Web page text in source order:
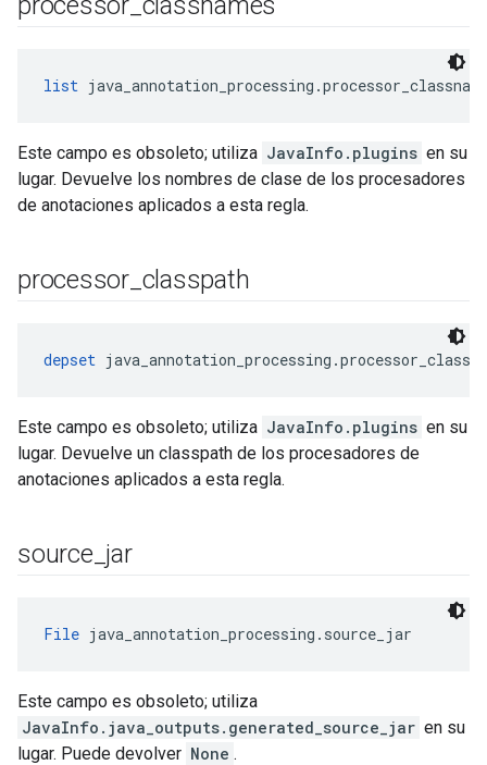
list
Este campo es obsoleto; utiliza JavaInfo.plugins en su
lugar. Devuelve los nombres de clase de los procesadores
de anotaciones aplicados a esta regla.
processor_ classpath
depset
Este campo es obsoleto; utiliza JavaInfo.plugins en su
lugar. Devuelve un classpath de los procesadores de
anotaciones aplicados a esta regla.
source jar
File java_annotation_processing.source_jar
Este campo es obsoleto; utiliza
JavaInfo.java_outputs.generated_source_jar en su
lugar. Puede devolver None .